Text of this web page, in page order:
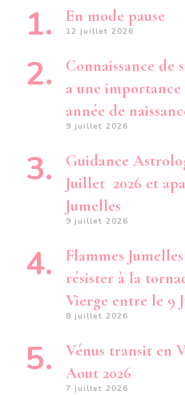
En mode pause
12 juillet 2026
Connaissance de
a une
année de
9 juillet 2026
Guidance
Juillet 2026 et
Jumelles
9 juillet 2026
Flammes
résister à la
Vierge entre le 9
8 juillet 2026
Vénus transit en
Aout 2026
7 juillet 2026